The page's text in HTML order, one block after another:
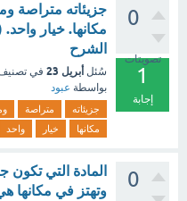
0
تصويتات
1
إجابة
جزيئاته متراصة
الشرح
سُئل أبريل 23 في
بواسطة عبود
جزيئاته متراصة
مكانها
خيار واحد
0
المادة التي تكون
وتهتز في مكانها